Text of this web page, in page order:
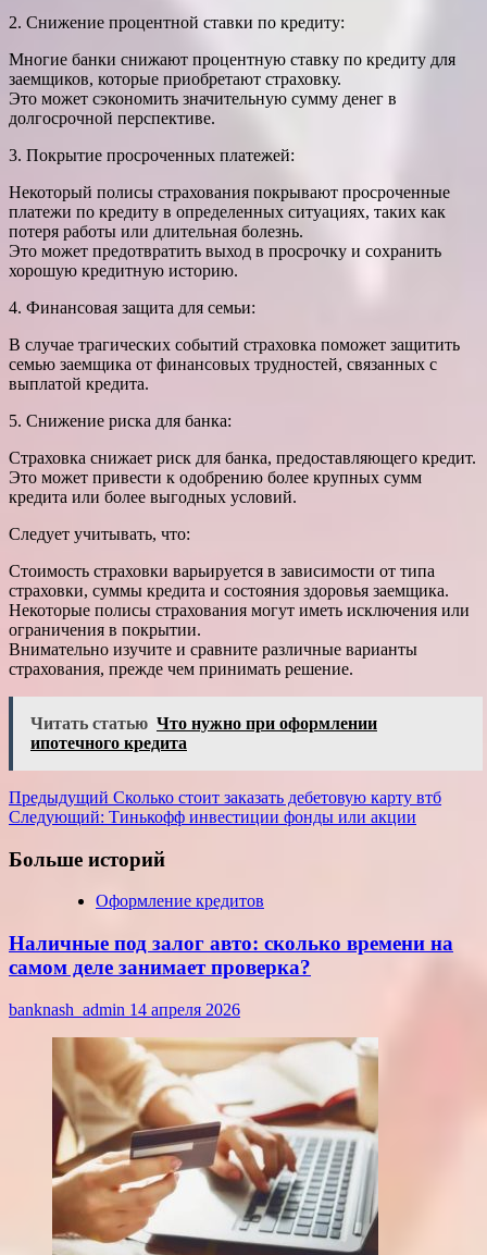
2. Снижение процентной ставки по кредиту:
Многие банки снижают процентную ставку по кредиту для
заемщиков, которые приобретают страховку.
Это может сэкономить значительную сумму денег в
долгосрочной перспективе.
3. Покрытие просроченных платежей:
Некоторый полисы страхования покрывают просроченные
платежи по кредиту в определенных ситуациях, таких как
потеря работы или длительная болезнь.
Это может предотвратить выход в просрочку и сохранить
хорошую кредитную историю.
4. Финансовая защита для семьи:
В случае трагических событий страховка поможет защитить
семью заемщика от финансовых трудностей, связанных с
выплатой кредита.
5. Снижение риска для банка:
Страховка снижает риск для банка, предоставляющего кредит.
Это может привести к одобрению более крупных сумм
кредита или более выгодных условий.
Следует учитывать, что:
Стоимость страховки варьируется в зависимости от типа
страховки, суммы кредита и состояния здоровья заемщика.
Некоторые полисы страхования могут иметь исключения или
ограничения в покрытии.
Внимательно изучите и сравните различные варианты
страхования, прежде чем принимать решение.
Читать статью Что нужно при оформлении
ипотечного кредита
Навигация
записи
Предыдущий Сколько стоит заказать дебетовую карту втб
Следующий: Тинькофф инвестиции фонды или акции
Больше историй
Оформление кредитов
Наличные под залог авто: сколько времени на
самом деле занимает проверка?
banknash_admin 14 апреля 2026